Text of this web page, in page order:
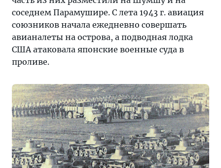
соседнем Парамушире. С лета 1943 г. авиация
союзников начала ежедневно совершать
авианалеты на острова, а подводная лодка
США атаковала японские военные суда в
проливе.